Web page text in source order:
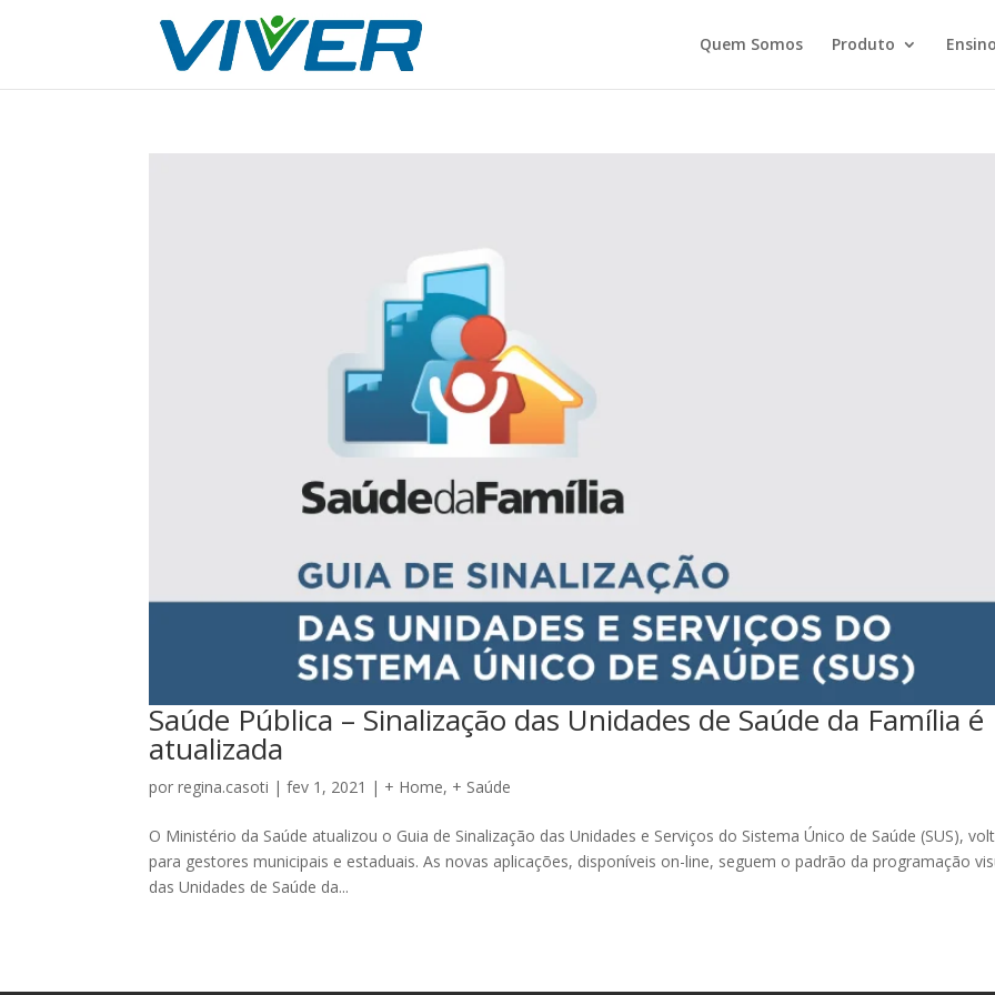
Quem Somos Produto
Saúde Pública – Sinalização das Unidades de Saúde da Família é
atualizada
porregina.casoti |fev 1, 2021 | + Home, + Saúde
O Ministério da Saúde atualizou o Guia de Sinalização das Unidades e Serviços do Sistema Único de Saúde (SUS),
para gestores municipais e estaduais. As novas aplicações, disponíveis on-line, seguem o padrão da programação
das Unidades de Saúde da...